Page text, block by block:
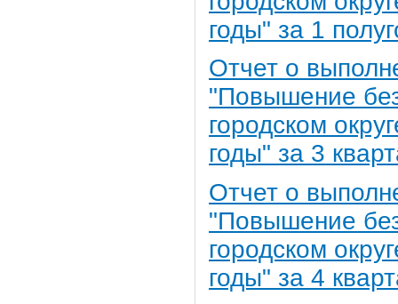
годы" за 1
Отчет о
"Повышение
городском
годы" за 3
Отчет о
"Повышение
городском
годы" за 4